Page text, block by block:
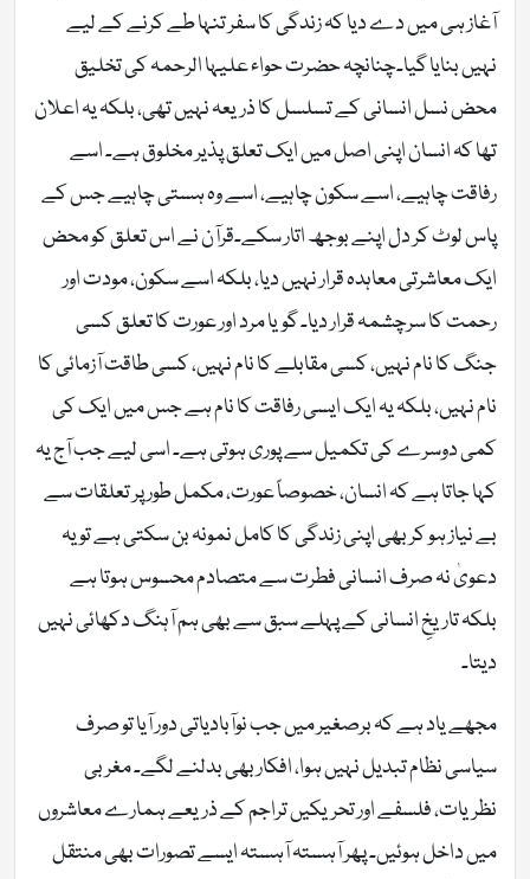
آغاز ہی میں دے دیا کہ زندگی کا سفر تنہا طے کرنے کے لیے
نہیں بنایا گیا۔چنانچہ حضرت حواء علیہا الرحمہ کی تخلیق
محض نسل انسانی کے تسلسل کا ذریعہ نہیں تھی، بلکہ یہ اعلان
تھا کہ انسان اپنی اصل میں ایک تعلق پذیر مخلوق ہے۔ اسے
رفاقت چاہیے، اسے سکون چاہیے، اسے وہ ہستی چاہیے جس کے
پاس لوٹ کر دل اپنے بوجھ اتار سکے۔قرآن نے اس تعلق کو محض
ایک معاشرتی معاہدہ قرار نہیں دیا، بلکہ اسے سکون، مودت اور
رحمت کا سرچشمہ قرار دیا۔ گویا مرد اور عورت کا تعلق کسی
جنگ کا نام نہیں، کسی مقابلے کا نام نہیں، کسی طاقت آزمائی کا
نام نہیں، بلکہ یہ ایک ایسی رفاقت کا نام ہے جس میں ایک کی
کمی دوسرے کی تکمیل سے پوری ہوتی ہے۔ اسی لیے جب آج یہ
کہا جاتا ہے کہ انسان، خصوصاً عورت، مکمل طور پر تعلقات سے
بے نیاز ہو کر بھی اپنی زندگی کا کامل نمونہ بن سکتی ہے تو یہ
دعویٰ نہ صرف انسانی فطرت سے متصادم محسوس ہوتا ہے
بلکہ تاریخِ انسانی کے پہلے سبق سے بھی ہم آہنگ دکھائی نہیں
دیتا۔
مجھے یاد ہے کہ برصغیر میں جب نوآبادیاتی دور آیا تو صرف
سیاسی نظام تبدیل نہیں ہوا، افکار بھی بدلنے لگے۔ مغربی
نظریات، فلسفے اور تحریکیں تراجم کے ذریعے ہمارے معاشروں
میں داخل ہوئیں۔ پھر آہستہ آہستہ ایسے تصورات بھی منتقل